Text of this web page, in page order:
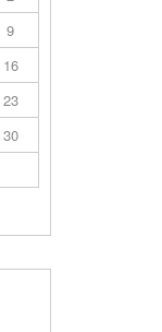
9
16
23
30